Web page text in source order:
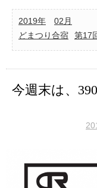
2019年
02月
どまつり合宿
第17
今週末は、